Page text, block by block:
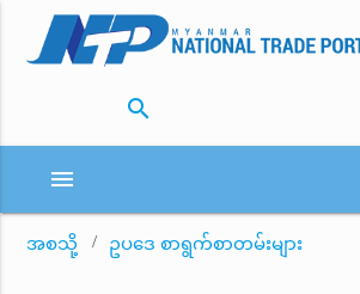
search
menu
အစသို့ ဥပဒေ စာရွက်စာတမ်းများ